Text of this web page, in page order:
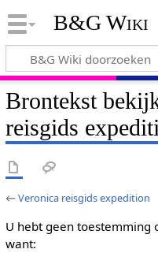
B&G Wiki
Brontekst
reisgids
←Veronica reisgids expedition
U hebt geen toestemming
want: